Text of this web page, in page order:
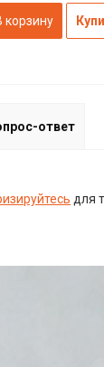
корзину
ответ
для